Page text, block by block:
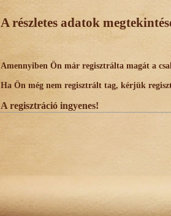
A részletes adatok
Amennyiben Ön már regisztrálta magát a
Ha Ön még nem regisztrált tag, kérjük
A regisztráció ingyenes!